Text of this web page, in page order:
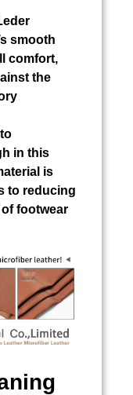
smooth
comfort,
the
in this
is
to reducing
footwear